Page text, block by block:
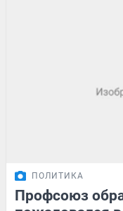
ПОЛИТИКА
Профсоюз